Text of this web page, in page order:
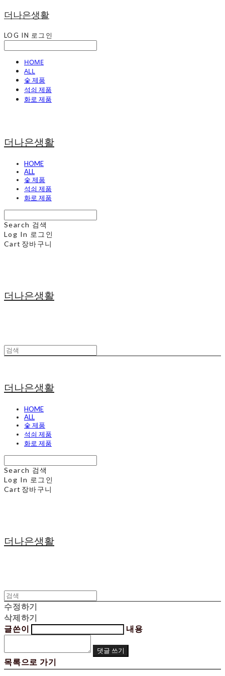
더나은생활
LOG IN 로그인
HOME
ALL
숯 제품
석쇠 제품
화로 제품
더나은생활
HOME
ALL
숯 제품
석쇠 제품
화로 제품
Search 검색
Log In 로그인
Cart 장바구니
더나은생활
더나은생활
HOME
ALL
숯 제품
석쇠 제품
화로 제품
Search 검색
Log In 로그인
Cart 장바구니
더나은생활
수정하기
삭제하기
글쓴이
내용
댓글 쓰기
목록으로 가기